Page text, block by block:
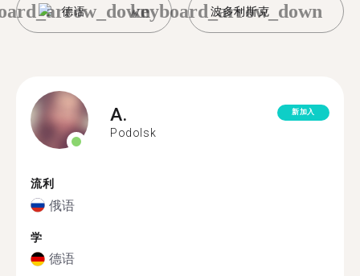
德语 波多利斯克
keyboard_arrow_down
A.
Podolsk
新加入
流利
俄语
学
德语